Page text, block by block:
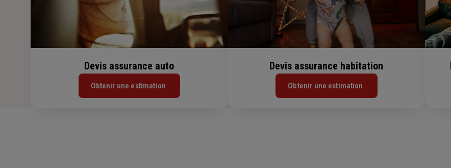
Devis assurance auto
Obtenir une estimation
Devis assurance habitation
Obtenir une estimation